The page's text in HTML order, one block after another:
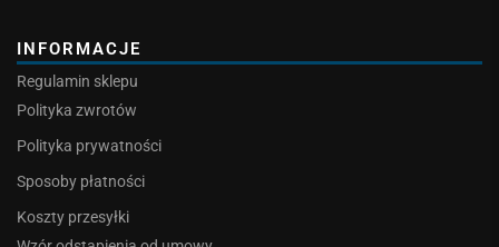
INFORMACJE
Regulamin sklepu
Polityka zwrotów
Polityka prywatności
Sposoby płatności
Koszty przesyłki